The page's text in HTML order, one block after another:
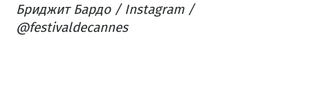
Бриджит Бардо / Instagram /
@festivaldecannes